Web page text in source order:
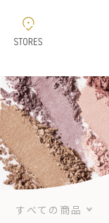
新着情報
コレクション
すべての商品